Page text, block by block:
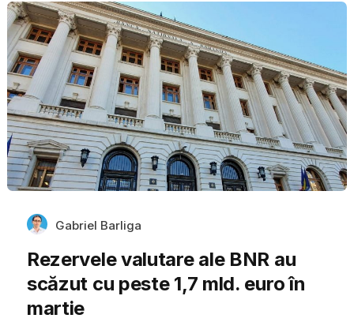
Gabriel Barliga
Rezervele valutare ale BNR au
scăzut cu peste 1,7 mld. euro în
martie